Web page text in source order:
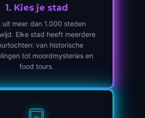
1. Kies je stad
uit meer dan 1.000 steden
Elke stad heeft meerdere
van historische
tot moordmysteries en
food tours.